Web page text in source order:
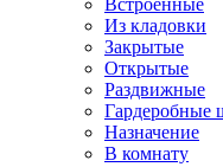
Встроенные
Из кладовки
Закрытые
Открытые
Раздвижные
Гардеробные
Назначение
В комнату